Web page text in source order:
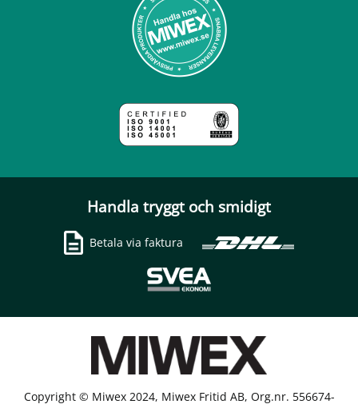
Handla tryggt och smidigt
Betala via faktura
Copyright © Miwex 2024, Miwex Fritid AB, Org.nr. 556674-